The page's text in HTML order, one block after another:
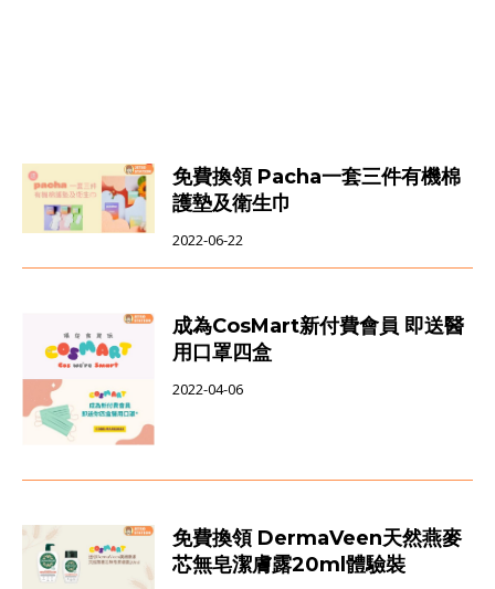
免費換領 Pacha一套三件有機棉
護墊及衛生巾
2022-06-22
成為CosMart新付費會員 即送醫
用口罩四盒
2022-04-06
免費換領 DermaVeen天然燕麥
芯無皂潔膚露20ml體驗裝